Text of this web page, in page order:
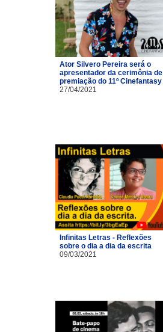
Ator Silvero Pereira será o
apresentador da cerimônia de
premiação do 11º Cinefantasy
27/04/2021
Infinitas Letras - Reflexões
sobre o dia a dia da escrita
09/03/2021